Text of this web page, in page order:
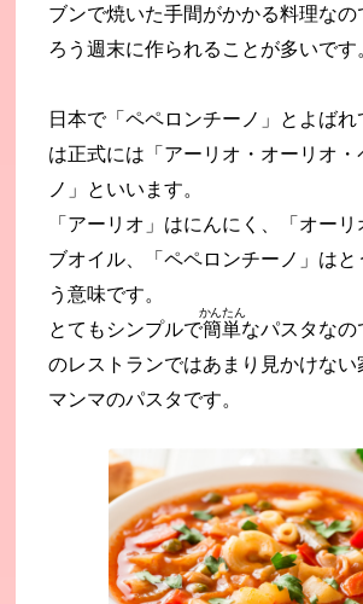
ブンで焼いた手間がかかる料理なの
ろう週末に作られることが多いです
日本で「ペペロンチーノ」とよばれ
は正式には「アーリオ・オーリオ・
ノ」といいます。
「アーリオ」はにんにく、「オー
ブオイル、「ペペロンチーノ」はと
う意味です。
とてもシンプルで簡単
かんたん
なパスタなの
のレストランではあまり見かけない
マンマのパスタです。